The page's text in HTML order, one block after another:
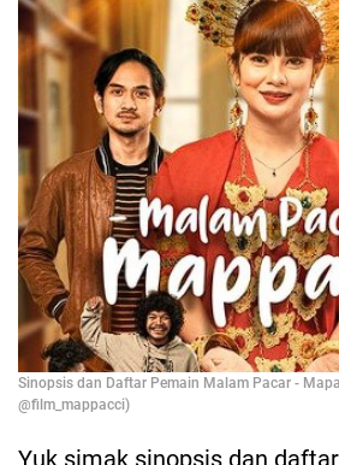
Sinopsis dan Daftar Pemain Malam Pacar -
@film_mappacci)